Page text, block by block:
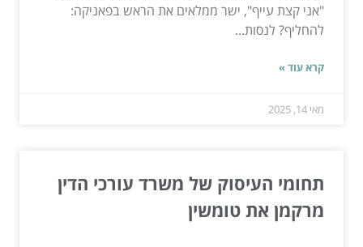
"אני קצת עייף", ישר ממלאים את הראש בפאניקה:
להחליף? לנסות...
קרא עוד »
מאי 14, 2025
תחומי העיסוק של משרד עורכי הדין
מרקמן את טומשין